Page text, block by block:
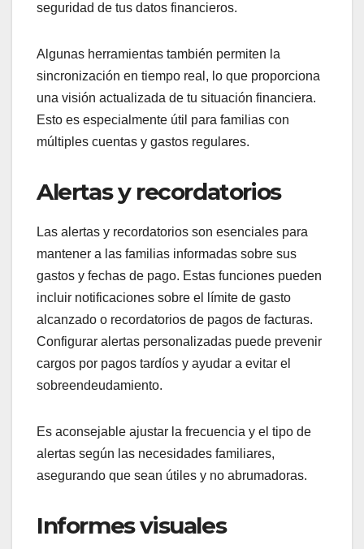
seguridad de tus datos financieros.
Algunas herramientas también permiten la
sincronización en tiempo real, lo que proporciona
una visión actualizada de tu situación financiera.
Esto es especialmente útil para familias con
múltiples cuentas y gastos regulares.
Alertas y recordatorios
Las alertas y recordatorios son esenciales para
mantener a las familias informadas sobre sus
gastos y fechas de pago. Estas funciones pueden
incluir notificaciones sobre el límite de gasto
alcanzado o recordatorios de pagos de facturas.
Configurar alertas personalizadas puede prevenir
cargos por pagos tardíos y ayudar a evitar el
sobreendeudamiento.
Es aconsejable ajustar la frecuencia y el tipo de
alertas según las necesidades familiares,
asegurando que sean útiles y no abrumadoras.
Informes visuales